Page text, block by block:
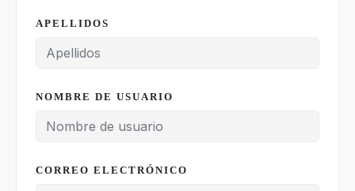
APELLIDOS
NOMBRE DE USUARIO
CORREO ELECTRÓNICO